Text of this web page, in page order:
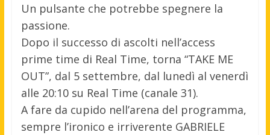
Un pulsante che potrebbe spegnere la
passione.
Dopo il successo di ascolti nell’access
prime time di Real Time, torna “TAKE ME
OUT”, dal 5 settembre, dal lunedì al venerdì
alle 20:10 su Real Time (canale 31).
A fare da cupido nell’arena del programma,
sempre l’ironico e irriverente GABRIELE